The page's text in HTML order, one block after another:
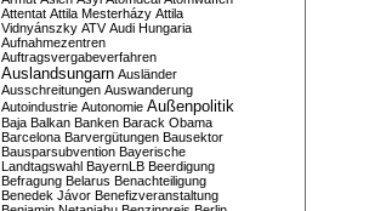
Attentat Attila Mesterházy Attila
Vidnyánszky ATV Audi Hungaria
Aufnahmezentren
Auftragsvergabeverfahren
Auslandsungarn Ausländer
Ausschreitungen Auswanderung
Autoindustrie Autonomie Außenpolitik
Baja Balkan Banken Barack Obama
Barcelona Barvergütungen Bausektor
Bausparsubvention Bayerische
Landtagswahl BayernLB Beerdigung
Befragung Belarus Benachteiligung
Benedek Jávor Benefizveranstaltung